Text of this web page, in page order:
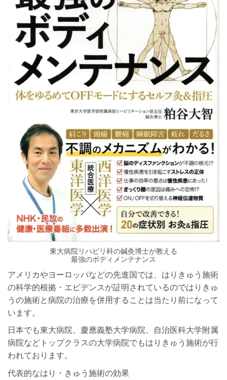
東大病院リハビリ科の鍼灸博士が教える
最強のボディメンテナンス
アメリカやヨーロッパなどの先進国では、はりきゅう施術
の科学的根拠・エビデンスが証明されているのではりきゅ
うの施術と病院の治療を併用することは当たり前になって
います。
日本でも東大病院、慶應義塾大学病院、自治医科大学附属
病院などトップクラスの大学病院でもはりきゅう施術が行
われております。
代表的なはり・きゅう施術の効果